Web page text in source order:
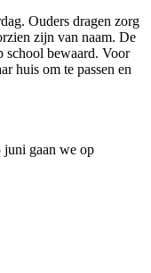
Ouders dragen zorg
zijn van naam. De
school bewaard. Voor
huis om te passen en
juni gaan we op